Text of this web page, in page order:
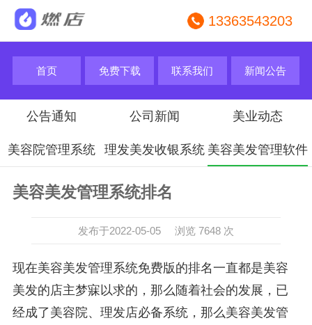
13363543203
首页 免费下载 联系我们 新闻公告
公告通知 公司新闻 美业动态
美容院管理系统 理发美发收银系统 美容美发管理软件
美容美发管理系统排名
发布于2022-05-05 浏览 7648 次
现在美容美发管理系统免费版的排名一直都是美容
美发的店主梦寐以求的，那么随着社会的发展，已
经成了美容院、理发店必备系统，那么美容美发管